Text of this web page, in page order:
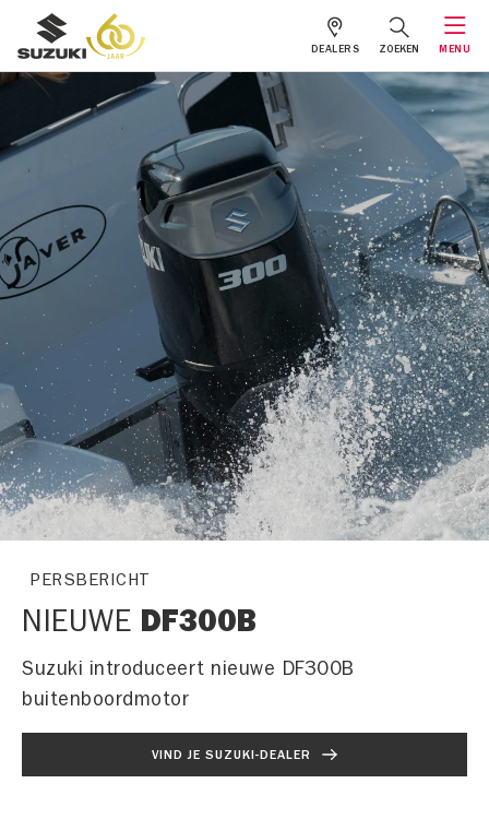
DEALERS ZOEKEN MENU
PERSBERICHT
NIEUWE DF300B
Suzuki introduceert nieuwe DF300B
buitenboordmotor
VIND JE SUZUKI-DEALER